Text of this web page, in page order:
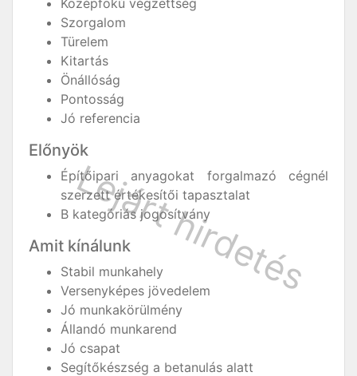
Középfokú végzettség
Szorgalom
Türelem
Kitartás
Önállóság
Pontosság
Jó referencia
Előnyök
Építőipari anyagokat forgalmazó cégnél
szerzett értékesítői tapasztalat
B kategóriás jogosítvány
Amit kínálunk
Stabil munkahely
Versenyképes jövedelem
Jó munkakörülmény
Állandó munkarend
Jó csapat
Segítőkészség a betanulás alatt